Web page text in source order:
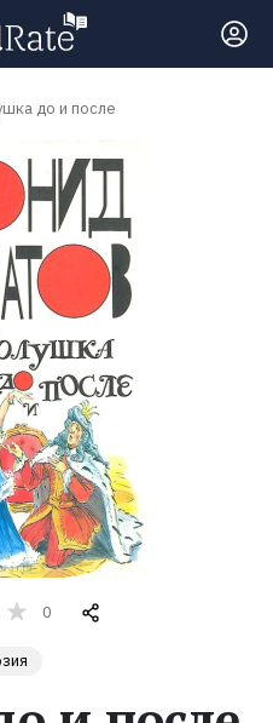
до и после
0